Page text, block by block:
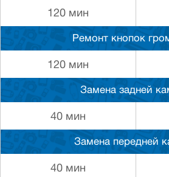
120 мин
Ремонт кнопок
120 мин
Замена задней
40 мин
Замена передней
40 мин